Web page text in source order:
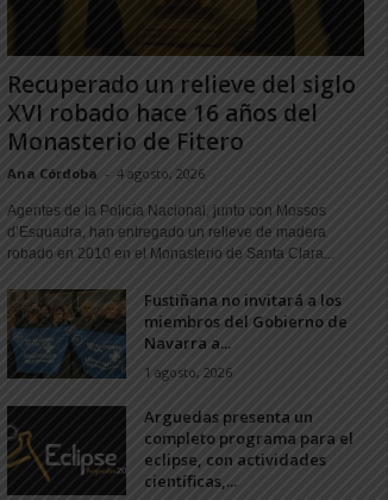
Recuperado un relieve del siglo
XVI robado hace 16 años del
Monasterio de Fitero
Ana Córdoba - 4 agosto, 2026
Agentes de la Policía Nacional, junto con Mossos
d’Esquadra, han entregado un relieve de madera
robado en 2010 en el Monasterio de Santa Clara...
Fustiñana no invitará a los
miembros del Gobierno de
Navarra a...
1 agosto, 2026
Arguedas presenta un
completo programa para el
eclipse, con actividades
científicas,...